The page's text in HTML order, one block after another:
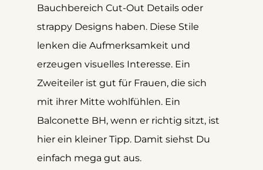
Bauchbereich Cut-Out Details oder
strappy Designs haben. Diese Stile
lenken die Aufmerksamkeit und
erzeugen visuelles Interesse. Ein
Zweiteiler ist gut für Frauen, die sich
mit ihrer Mitte wohlfühlen. Ein
Balconette BH, wenn er richtig sitzt, ist
hier ein kleiner Tipp. Damit siehst Du
einfach mega gut aus.